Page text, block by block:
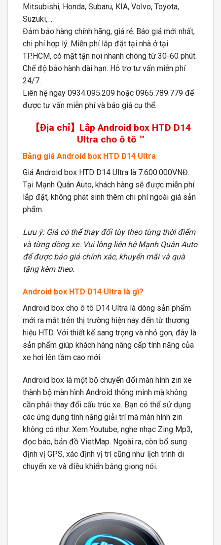
Mitsubishi, Honda, Subaru, KIA, Volvo, Toyota,
Suzuki,…
Đảm bảo hàng chính hãng, giá rẻ. Báo giá mới nhất,
chi phí hợp lý. Miễn phí lắp đặt tại nhà ở tại
TP.HCM, có mặt tận nơi nhanh chóng từ 30-60 phút.
Chế độ bảo hành dài hạn. Hỗ trợ tư vấn miễn phí
24/7.
Liên hệ ngay 0934.095.209 hoặc 0965.789.779 để
được tư vấn miễn phí và báo giá cụ thể.
【Địa chỉ】Lắp Android box HTD D14
Ultra cho ô tô ™
Bảng giá Android box HTD D14 Ultra
Giá Android box HTD D14 Ultra là 7.600.000VNĐ.
Tại Mạnh Quân Auto, khách hàng sẽ được miễn phí
lắp đặt, không phát sinh thêm chi phí ngoài giá sản
phẩm.
Lưu ý: Giá có thể thay đổi tùy theo từng thời điểm
và từng dòng xe. Vui lòng liên hệ Mạnh Quân Auto
để được báo giá chính xác, khuyến mãi và quà
tặng kèm theo.
Android box HTD D14 Ultra là gì?
Android box cho ô tô D14 Ultra là dòng sản phẩm
mới ra mắt trên thị trường hiện nay đến từ thương
hiệu HTD. Với thiết kế sang trọng và nhỏ gọn, đây là
sản phẩm giúp khách hàng nâng cấp tính năng của
xe hơi lên tầm cao mới.
Android box là một bộ chuyển đổi màn hình zin xe
thành bộ màn hình Android thông minh mà không
cần phải thay đổi cấu trúc xe. Bạn có thể sử dụng
các ứng dụng tính năng giải trí mà màn hình zin
không có như: Xem Youtube, nghe nhạc Zing Mp3,
đọc báo, bản đồ VietMap. Ngoài ra, còn bổ sung
định vị GPS, xác định vị trí cũng như lịch trình di
chuyển xe và điều khiển bằng giọng nói.